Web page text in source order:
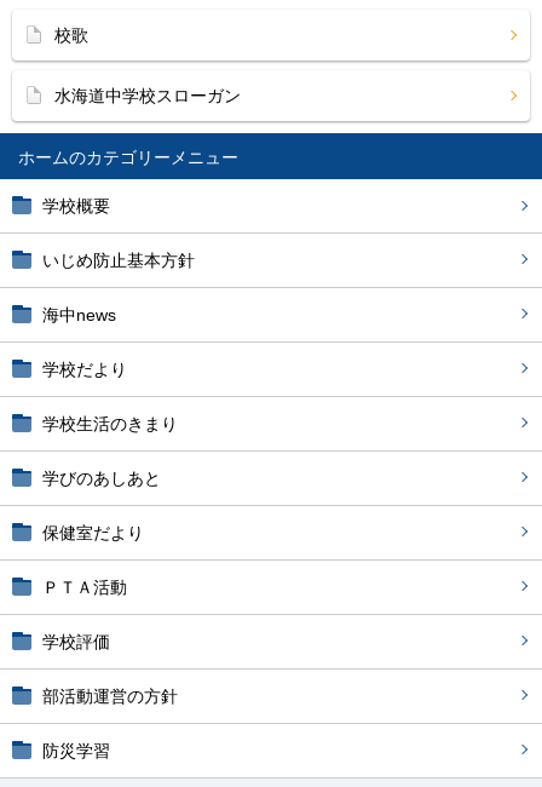
ホーム
学校概要
いじめ防止基本方針
海中news
学校だより
学校生活のきまり
学びのあしあと
保健室だより
ＰＴＡ活動
学校評価
部活動運営の方針
防災学習
校歌
水海道中学校スローガン